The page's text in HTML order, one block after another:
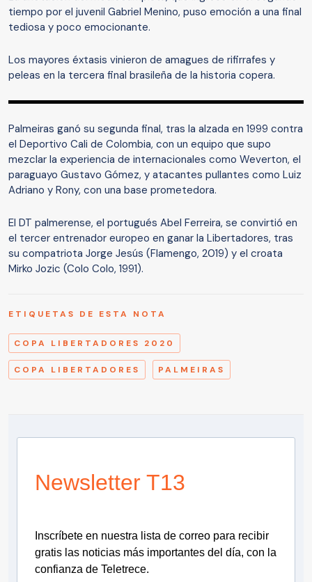
tiempo por el juvenil Gabriel Menino, puso emoción a una final
tediosa y poco emocionante.
Los mayores éxtasis vinieron de amagues de rifirrafes y
peleas en la tercera final brasileña de la historia copera.
Palmeiras ganó su segunda final, tras la alzada en 1999 contra
el Deportivo Cali de Colombia, con un equipo que supo
mezclar la experiencia de internacionales como Weverton, el
paraguayo Gustavo Gómez, y atacantes pullantes como Luiz
Adriano y Rony, con una base prometedora.
El DT palmerense, el portugués Abel Ferreira, se convirtió en
el tercer entrenador europeo en ganar la Libertadores, tras
su compatriota Jorge Jesús (Flamengo, 2019) y el croata
Mirko Jozic (Colo Colo, 1991).
ETIQUETAS DE ESTA NOTA
COPA LIBERTADORES 2020
COPA LIBERTADORES PALMEIRAS
Newsletter T13
Inscríbete en nuestra lista de correo para recibir
gratis las noticias más importantes del día, con la
confianza de Teletrece.